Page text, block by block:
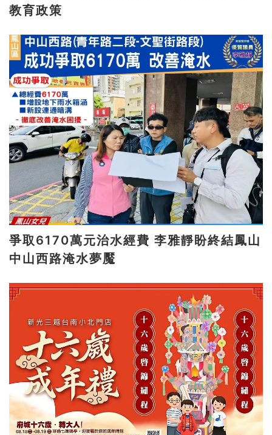
教育政策
爭取6170萬元治水經費 李雅靜盼終結鳳山
中山西路淹水夢魘